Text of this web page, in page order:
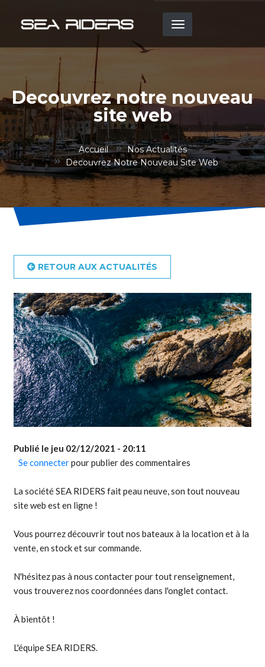
principal
Decouvrez notre nouveau
site web
Accueil
Nos Actualités
Decouvrez Notre Nouveau Site Web
RETOUR AUX ACTUALITÉS
Publié le jeu 02/12/2021 - 20:11
Se connecterpour publier des commentaires
La société SEA RIDERS fait peau neuve, son tout nouveau
site web est en ligne !
Vous pourrez découvrir tout nos bateaux à la location et à la
vente, en stock et sur commande.
N'hésitez pas à nous contacter pour tout renseignement,
vous trouverez nos coordonnées dans l'onglet contact.
À bientôt !
L'équipe SEA RIDERS.